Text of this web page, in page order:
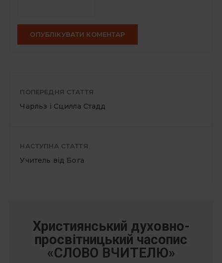
ПОПЕРЕДНЯ СТАТТЯ
Чарльз і Сцилла Стадд
НАСТУПНА СТАТТЯ
Учитель від Бога
Християнський духовно-
просвітницький часопис
«СЛОВО ВЧИТЕЛЮ»